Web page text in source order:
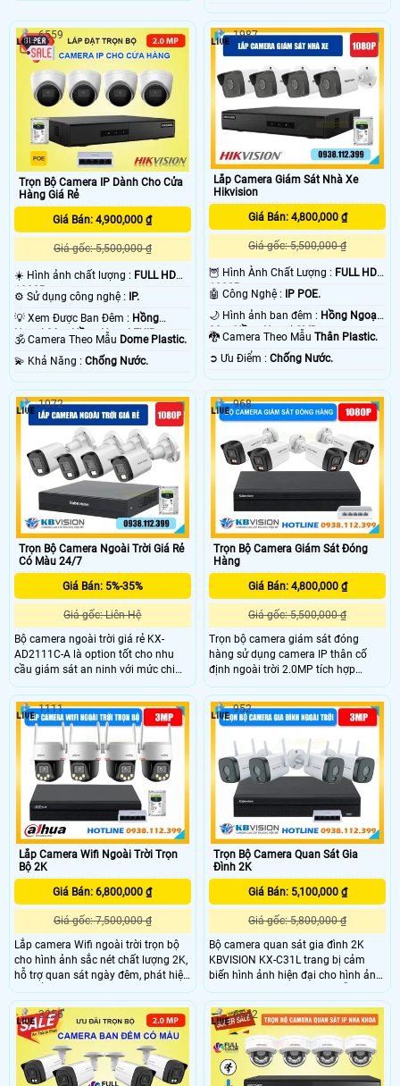
Trọn Bộ Camera IP Dành Cho Cửa
Hàng Giá Rẻ
Giá Bán: 4,900,000 ₫
Giá gốc: 5,500,000 ₫
☀️ Hình ảnh chất lượng : FULL HD
1080P .
⚙ Sử dụng công nghệ :
IP.
💡 Xem Được Ban Đêm : Hồng
Ngoại 30m Hồng Ngoại EXIR.
🕉️ Camera Theo Mẫu Dome Plastic.
️💫 Khả Năng : Chống Nước.
6559
Lắp Camera Giám Sát Nhà Xe
Hikvision
Giá Bán: 4,800,000 ₫
Giá gốc: 5,500,000 ₫
🦉 Hình Ành Chất Lượng : FULL HD
1080P .
🤖️ Công Nghệ :
IP POE.
🌙 Hình ảnh ban đêm : Hồng Ngoại
20m Hồng Ngoại SMD.
🐉️ Camera Theo MẫuThân Plastic.
️➲ Ưu Điểm :Chống Nước.
1987
Trọn Bộ Camera Ngoài Trời Giá Rẻ
Có Màu 24/7
Giá Bán: 5%-35%
Giá gốc: Liên Hệ
Bộ camera ngoài trời giá rẻ KX-
AD2111C-A là option tốt cho nhu
cầu giám sát an ninh với mức chi
phí tiết kiệm. Camera thân HDCVI
Full Color 2.0MP cho hình ảnh sắc
nét Full HD 1080P, hỗ trợ 4 chế độ
CVI/TVI/AHD/Analog linh hoạt.
Trang bị ánh sáng kép thông minh
với đèn LED 20m và hồng ngoại
30m, đảm bảo quan sát ngày đêm
rõ ràng.
1072
Trọn Bộ Camera Giám Sát Đóng
Hàng
Giá Bán: 4,800,000 ₫
Giá gốc: 5,500,000 ₫
Trọn bộ camera giám sát đóng
hàng sử dụng camera IP thân cố
định ngoài trời 2.0MP tích hợp
micro, cho hình ảnh Full HD rõ nét.
Camera hỗ trợ chuẩn nén H.265+,
ống kính 3.6mm góc nhìn rộng.
Công nghệ hồng ngoại 30m và LED
ánh sáng ấm 15m giúp quan sát
ngày đêm, hỗ trợ phát hiện con
người hiệu quả.
968
Lắp Camera Wifi Ngoài Trời Trọn
Bộ 2K
Giá Bán: 6,800,000 ₫
Giá gốc: 7,500,000 ₫
Lắp camera Wifi ngoài trời trọn bộ
cho hình ảnh sắc nét chất lượng 2K,
hỗ trợ quan sát ngày đêm, phát hiện
chuyển động thông minh và đàm
thoại hai chiều. Trọn bộ camera
ngoài trời dễ lắp đặt, kết nối ổn định,
giúp người dùng theo dõi từ xa tiện
1111
Trọn Bộ Camera Quan Sát Gia
Đình 2K
Giá Bán: 5,100,000 ₫
Giá gốc: 5,800,000 ₫
Bộ camera quan sát gia đình 2K
KBVISION KX-C31L trang bị cảm
biến hình ảnh hiện đại cho hình ảnh
độ phân giải 3MP sắc nét, hỗ trợ ghi
hình ban đêm có màu, phát hiện
con người và phương tiện thông
minh, cùng tính năng đàm thoại hai
chiều và báo động còi hú, giúp bảo
vệ không gian sống an toàn 24/7
phù hợp cho mọi gia đình.
952
3256 6542